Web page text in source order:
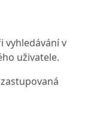
vyhledávání v
uživatele.